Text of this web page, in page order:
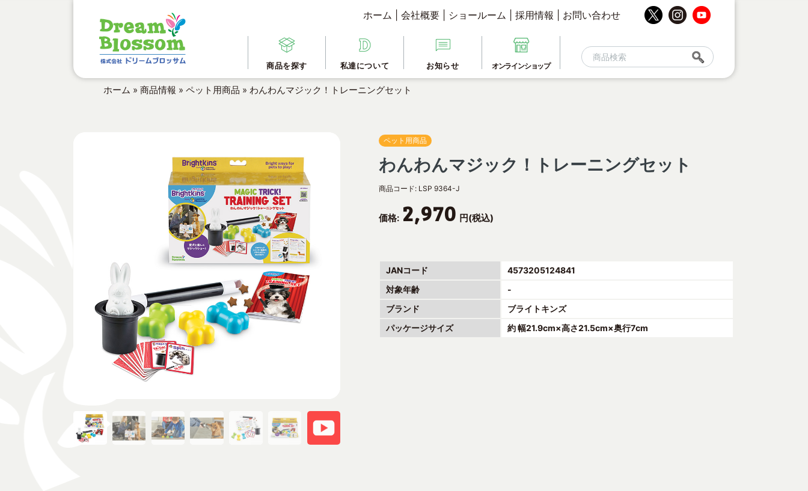
ホーム 会社概要 ショールーム 採用情報 お問い合わせ
商品を探す 私達について お知らせ オンラインショップ
ホーム » 商品情報 » ペット用商品 » わんわんマジック！トレーニングセット
ペット用商品
わんわんマジック！トレーニングセット
商品コード: LSP 9364-J
価格: 2,970 円(税込)
JANコード
4573205124841
対象年齢
-
ブランド
ブライトキンズ
パッケージサイズ
約 幅21.9cm×高さ21.5cm×奥行7cm